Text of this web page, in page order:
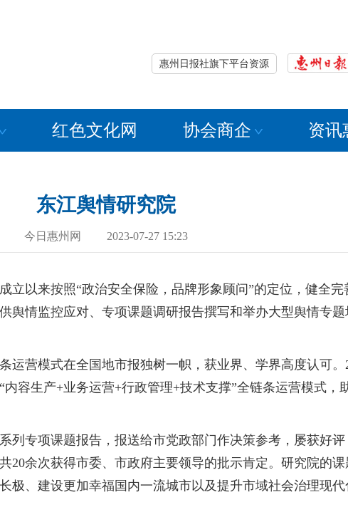
惠州日报社旗下平台资源
红色文化网 协会商企 资讯
东江舆情研究院
今日惠州网 2023-07-27 15:23
以来按照“政治安全保险，品牌形象顾问”的定位，健全完
舆情监控应对、专项课题调研报告撰写和举办大型舆情专
营模式在全国地市报独树一帜，获业界、学界高度认可。
容生产+业务运营+行政管理+技术支撑”全链条运营模式，
专项课题报告，报送给市党政部门作决策参考，屡获好评
20余次获得市委、市政府主要领导的批示肯定。研究院的
、建设更加幸福国内一流城市以及提升市域社会治理现代